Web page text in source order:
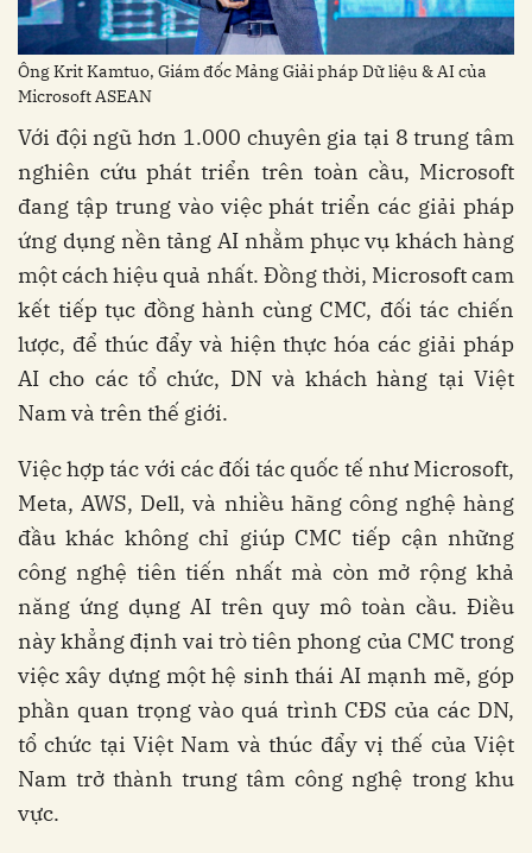
Ông Krit Kamtuo, Giám đốc Mảng Giải pháp Dữ liệu & AI của
Microsoft ASEAN
Với đội ngũ hơn 1.000 chuyên gia tại 8 trung tâm
nghiên cứu phát triển trên toàn cầu, Microsoft
đang tập trung vào việc phát triển các giải pháp
ứng dụng nền tảng AI nhằm phục vụ khách hàng
một cách hiệu quả nhất. Đồng thời, Microsoft cam
kết tiếp tục đồng hành cùng CMC, đối tác chiến
lược, để thúc đẩy và hiện thực hóa các giải pháp
AI cho các tổ chức, DN và khách hàng tại Việt
Nam và trên thế giới.
Việc hợp tác với các đối tác quốc tế như Microsoft,
Meta, AWS, Dell, và nhiều hãng công nghệ hàng
đầu khác không chỉ giúp CMC tiếp cận những
công nghệ tiên tiến nhất mà còn mở rộng khả
năng ứng dụng AI trên quy mô toàn cầu. Điều
này khẳng định vai trò tiên phong của CMC trong
việc xây dựng một hệ sinh thái AI mạnh mẽ, góp
phần quan trọng vào quá trình CĐS của các DN,
tổ chức tại Việt Nam và thúc đẩy vị thế của Việt
Nam trở thành trung tâm công nghệ trong khu
vực.